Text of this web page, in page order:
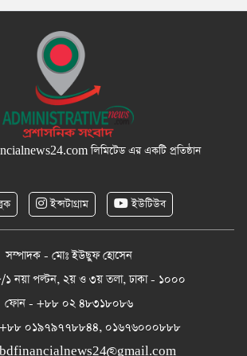
লিমিটেড এর একটি প্রতিষ্ঠান
ইন্সটাগ্রাম ইউটিউব
সম্পাদক - মোঃ ইউছুফ হোসেন
১ নয়া পল্টন, ২য় ও ৩য় তলা, ঢাকা - ১০০০
ফোন - +৮৮ ০২ ৪৮৩১৮০৮৬
+৮৮ ০১৯৭৯৭৭৮৮৪৪, ০১৬৭৬০০০৮৮৮
bdfinancialnews24@gmail.com